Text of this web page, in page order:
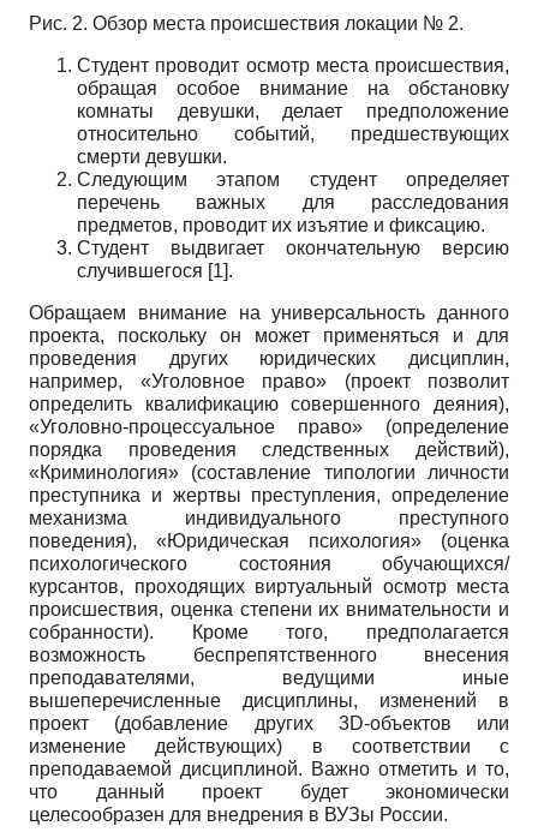
Рис. 2. Обзор места происшествия локации № 2.
Студент проводит осмотр места происшествия,
обращая особое внимание на обстановку
комнаты девушки, делает предположение
относительно событий, предшествующих
смерти девушки.
Следующим этапом студент определяет
перечень важных для расследования
предметов, проводит их изъятие и фиксацию.
Студент выдвигает окончательную версию
случившегося [1].
Обращаем внимание на универсальность данного
проекта, поскольку он может применяться и для
проведения других юридических дисциплин,
например, «Уголовное право» (проект позволит
определить квалификацию совершенного деяния),
«Уголовно-процессуальное право» (определение
порядка проведения следственных действий),
«Криминология» (составление типологии личности
преступника и жертвы преступления, определение
механизма индивидуального преступного
поведения), «Юридическая психология» (оценка
психологического состояния обучающихся/
курсантов, проходящих виртуальный осмотр места
происшествия, оценка степени их внимательности и
собранности). Кроме того, предполагается
возможность беспрепятственного внесения
преподавателями, ведущими иные
вышеперечисленные дисциплины, изменений в
проект (добавление других 3D-объектов или
изменение действующих) в соответствии с
преподаваемой дисциплиной. Важно отметить и то,
что данный проект будет экономически
целесообразен для внедрения в ВУЗы России.